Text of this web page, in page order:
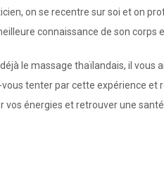
on se recentre sur soi et on
connaissance de son corps
le massage thaïlandais, il vous
tenter par cette expérience et
vos énergies et retrouver une